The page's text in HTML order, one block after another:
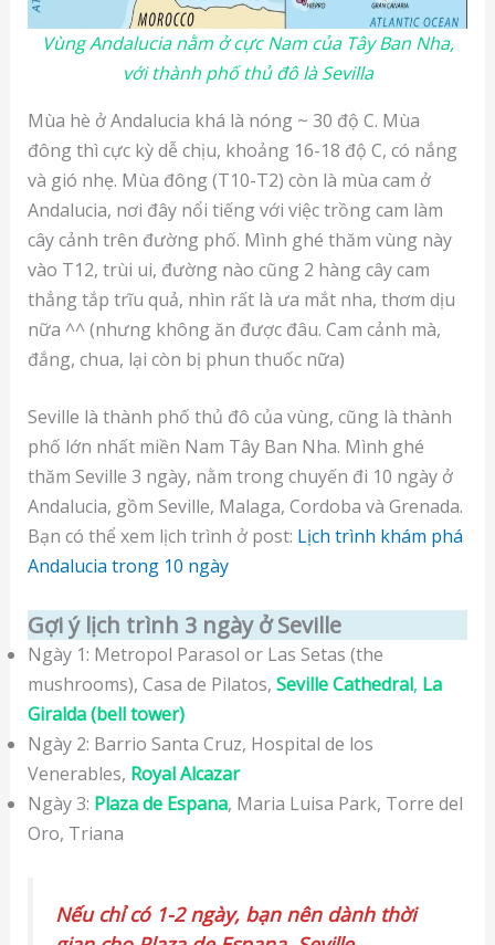
Vùng Andalucia nằm ở cực Nam của Tây Ban Nha,
với thành phố thủ đô là Sevilla
Mùa hè ở Andalucia khá là nóng ~ 30 độ C. Mùa
đông thì cực kỳ dễ chịu, khoảng 16-18 độ C, có nắng
và gió nhẹ. Mùa đông (T10-T2) còn là mùa cam ở
Andalucia, nơi đây nổi tiếng với việc trồng cam làm
cây cảnh trên đường phố. Mình ghé thăm vùng này
vào T12, trùi ui, đường nào cũng 2 hàng cây cam
thẳng tắp trĩu quả, nhìn rất là ưa mắt nha, thơm dịu
nữa ^^ (nhưng không ăn được đâu. Cam cảnh mà,
đắng, chua, lại còn bị phun thuốc nữa)
Seville là thành phố thủ đô của vùng, cũng là thành
phố lớn nhất miền Nam Tây Ban Nha. Mình ghé
thăm Seville 3 ngày, nằm trong chuyến đi 10 ngày ở
Andalucia, gồm Seville, Malaga, Cordoba và Grenada.
Bạn có thể xem lịch trình ở post: Lịch trình khám phá
Andalucia trong 10 ngày
Gợi ý lịch trình 3 ngày ở Seville
Ngày 1: Metropol Parasol or Las Setas (the
mushrooms), Casa de Pilatos, Seville Cathedral, La
Giralda (bell tower)
Ngày 2: Barrio Santa Cruz, Hospital de los
Venerables, Royal Alcazar
Ngày 3: Plaza de Espana, Maria Luisa Park, Torre del
Oro, Triana
Nếu chỉ có 1-2 ngày, bạn nên dành thời